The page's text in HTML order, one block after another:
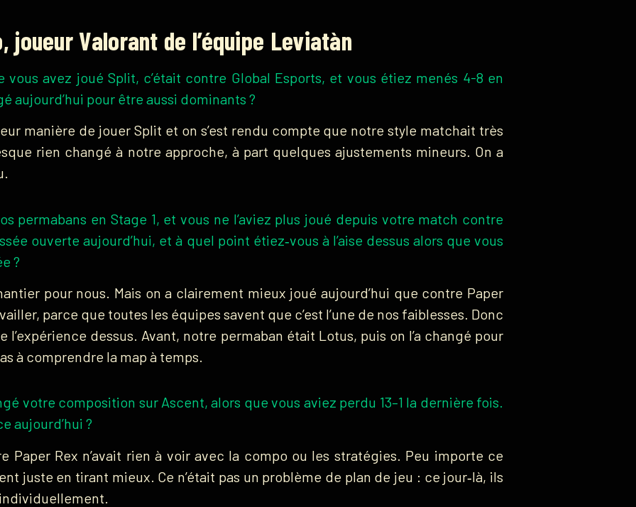
Valorant de l’équipe Leviatàn
avez joué Split, c’était contre Global Esports, et vous étiez menés 4-8 en
aujourd’hui pour être aussi dominants ?
manière de jouer Split et on s’est rendu compte que notre style matchait très
rien changé à notre approche, à part quelques ajustements mineurs. On a
permabans en Stage 1, et vous ne l’aviez plus joué depuis votre match contre
ouverte aujourd’hui, et à quel point étiez‑vous à l’aise dessus alors que vous
?
pour nous. Mais on a clairement mieux joué aujourd’hui que contre Paper
parce que toutes les équipes savent que c’est l’une de nos faiblesses. Donc
l’expérience dessus. Avant, notre permaban était Lotus, puis on l’a changé pour
à comprendre la map à temps.
votre composition sur Ascent, alors que vous aviez perdu 13–1 la dernière fois.
aujourd’hui ?
Paper Rex n’avait rien à voir avec la compo ou les stratégies. Peu importe ce
juste en tirant mieux. Ce n’était pas un problème de plan de jeu : ce jour‑là, ils